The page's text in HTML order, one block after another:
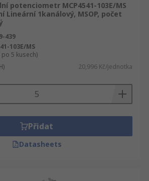
potenciometr MCP4541-103E/MS
Lineární 1kanálový, MSOP, počet
439
103E/MS
5 kusech)
20,996 Kč/jednotka
Přidat
Datasheets